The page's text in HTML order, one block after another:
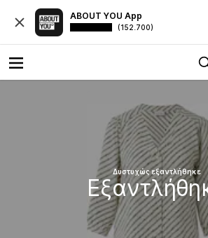
ABOUT YOU App
(152.700)
Δυστυχώς εξαντλήθηκε